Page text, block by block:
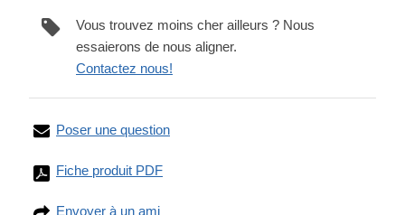
Vous trouvez moins cher ailleurs ? Nous
essaierons de nous aligner.
Contactez nous!
Poser une question
Fiche produit PDF
Envoyer à un ami